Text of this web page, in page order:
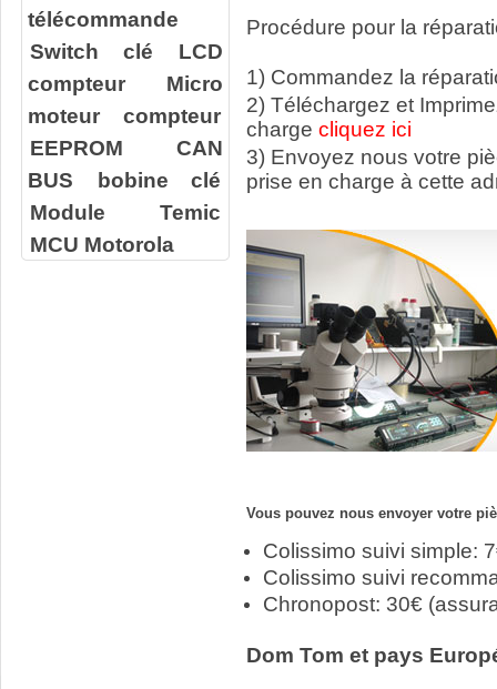
télécommande
Switch clé
LCD
compteur
Micro
moteur compteur
EEPROM
CAN
BUS
bobine clé
Module Temic
MCU Motorola
Procédure pour la
1) Commandez la
2) Téléchargez et
charge cliquez ici
3) Envoyez nous votre
prise en charge à cette
Vous pouvez nous envoyer votre
Colissimo suivi simple:
Colissimo suivi
Chronopost: 30€
Dom Tom et pays